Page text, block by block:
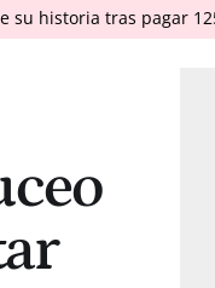
su historia tras pagar